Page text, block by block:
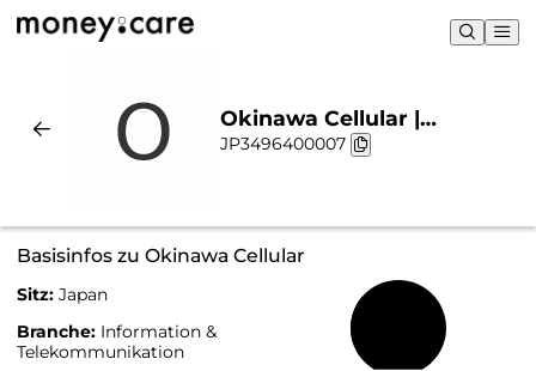
Okinawa Cellular |
Nachhaltigkeit & Chart
JP3496400007
Basisinfos zu Okinawa Cellular
Sitz: Japan
Branche: Information &
Telekommunikation